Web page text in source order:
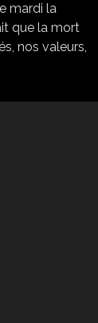
mardi la
que la mort
nos valeurs,